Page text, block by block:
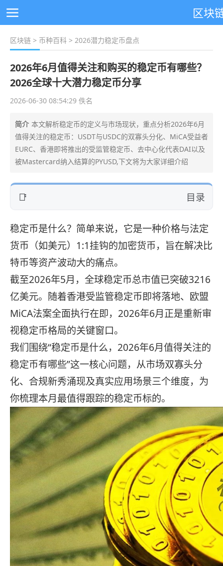
区块
区块链 > 币种百科 > 2026潜力稳定币盘点
2026年6月值得关注和购买的稳定币有哪些？
2026全球十大潜力稳定币分享
2026-06-30 08:54:29 佚名
简介 本文解析稳定币的定义与市场现状，重点分析2026年6月
值得关注的稳定币：USDT与USDC的双寡头分化、MiCA受益者
EURC、香港即将推出的受监管稳定币、去中心化代表DAI以及
被Mastercard纳入结算的PYUSD,下文将为大家详细介绍
目录
稳定币是什么？简单来说，它是一种价格与法定
货币（如美元）1:1挂钩的加密货币，旨在解决比
特币等资产波动大的痛点。
截至2026年5月，全球稳定币总市值已突破3216
亿美元。随着香港受监管稳定币即将落地、欧盟
MiCA法案全面执行在即，2026年6月正是重新审
视稳定币格局的关键窗口。
我们围绕“稳定币是什么，2026年6月值得关注的
稳定币有哪些”这一核心问题，从市场双寡头分
化、合规新秀涌现及真实应用场景三个维度，为
你梳理本月最值得跟踪的稳定币标的。